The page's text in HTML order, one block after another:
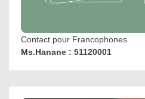
Contact pour Francophones
Ms.Hanane : 51120001